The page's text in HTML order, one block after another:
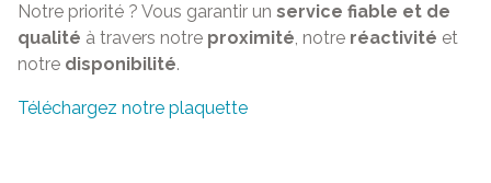
Notre priorité ? Vous garantir un service fiable et de
qualité à travers notre proximité, notre réactivité et
notre disponibilité.
Téléchargez notre plaquette